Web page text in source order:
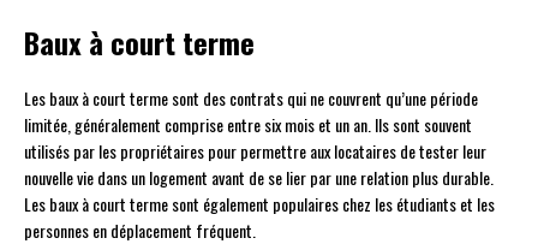
Baux à court terme
Les baux à court terme sont des contrats qui ne couvrent qu’une période
limitée, généralement comprise entre six mois et un an. Ils sont souvent
utilisés par les propriétaires pour permettre aux locataires de tester leur
nouvelle vie dans un logement avant de se lier par une relation plus durable.
Les baux à court terme sont également populaires chez les étudiants et les
personnes en déplacement fréquent.